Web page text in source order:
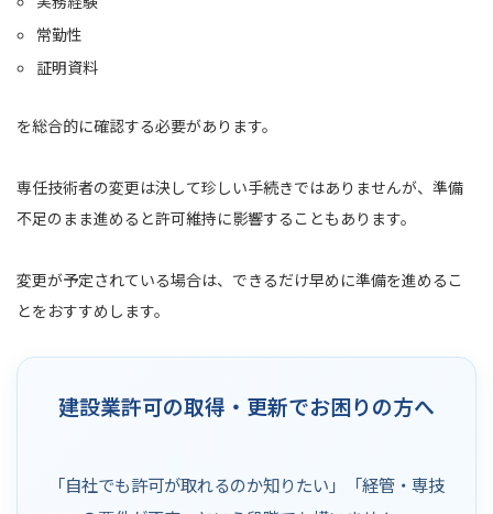
常勤性
証明資料
を総合的に確認する必要があります。
専任技術者の変更は決して珍しい手続きではありませんが、準備
不足のまま進めると許可維持に影響することもあります。
変更が予定されている場合は、できるだけ早めに準備を進めるこ
とをおすすめします。
建設業許可の取得・更新でお困りの方へ
「自社でも許可が取れるのか知りたい」「経管・専技